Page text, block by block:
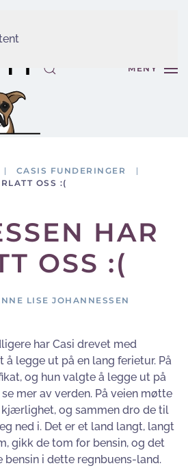
MENY
CASIS FUNDERINGER
OSS :(
HAR
OSS :(
LISE JOHANNESSEN
har Casi drevet med
legge ut på en lang ferietur. På
og hun valgte å legge ut på
mer av verden. På veien møtte
kjærlighet, og sammen dro de til
ned i. Det er et land langt, langt
gikk de tom for bensin, og det
bensin i dette regnbuens-land.